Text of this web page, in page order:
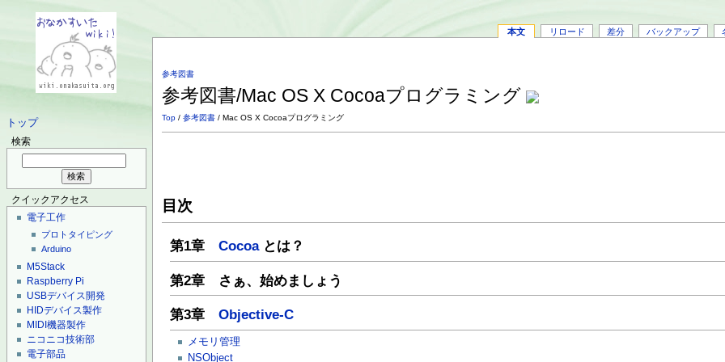
トップ
検索
クイックアクセス
電子工作
プロトタイピング
Arduino
M5Stack
Raspberry Pi
USBデバイス開発
HIDデバイス製作
MIDI機器製作
ニコニコ技術部
電子部品
本文 リロード 差分 バックアップ
参考図書
参考図書/Mac OS X Cocoaプログラミング
Top /参考図書 / Mac OS X Cocoaプログラミング
目次
第1章Cocoaとは？
第2章 さぁ、始めましょう
第3章Objective-C
メモリ管理
NSObject